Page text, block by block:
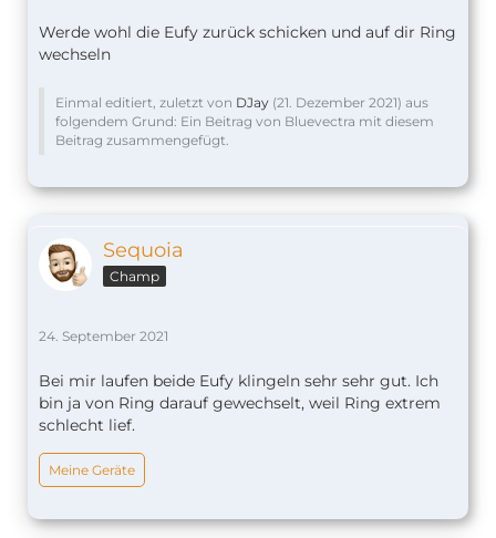
Werde wohl die Eufy zurück schicken und auf dir Ring
wechseln
Einmal editiert, zuletzt von DJay (21. Dezember 2021) aus
folgendem Grund: Ein Beitrag von Bluevectra mit diesem
Beitrag zusammengefügt.
Sequoia
Champ
24. September 2021
Bei mir laufen beide Eufy klingeln sehr sehr gut. Ich
bin ja von Ring darauf gewechselt, weil Ring extrem
schlecht lief.
Meine Geräte